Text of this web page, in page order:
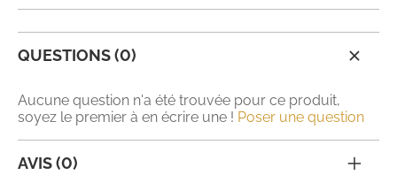
QUESTIONS (0)
Aucune question n'a été trouvée pour ce produit,
soyez le premier à en écrire une ! Poser une question
AVIS (0)